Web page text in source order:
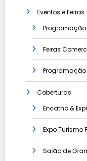
Eventos e Feiras
Programação
Feiras
Programação
Coberturas
Encatho &
Expo Turismo
Salão de